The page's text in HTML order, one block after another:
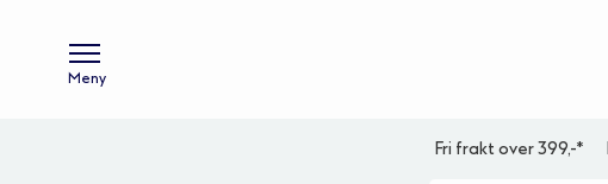
Meny
Fri frakt over 399,-*